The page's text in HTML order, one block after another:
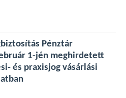
Pénztár
1-jén meghirdetett
és praxisjog vásárlási